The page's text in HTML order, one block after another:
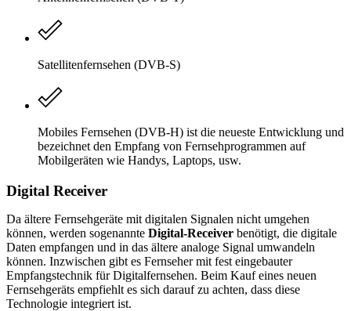
Satellitenfernsehen (DVB-S)
Mobiles Fernsehen (DVB-H) ist die neueste Entwicklung und
bezeichnet den Empfang von Fernsehprogrammen auf
Mobilgeräten wie Handys, Laptops, usw.
Digital Receiver
Da ältere Fernsehgeräte mit digitalen Signalen nicht umgehen
können, werden sogenannte Digital-Receiver benötigt, die digitale
Daten empfangen und in das ältere analoge Signal umwandeln
können. Inzwischen gibt es Fernseher mit fest eingebauter
Empfangstechnik für Digitalfernsehen. Beim Kauf eines neuen
Fernsehgeräts empfiehlt es sich darauf zu achten, dass diese
Technologie integriert ist.